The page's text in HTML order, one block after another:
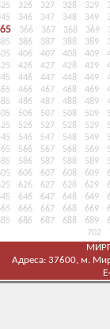
326 327 328 329
346 347 348 349
366 367 368 369
386 387 388 389
406 407 408 409
426 427 428 429
446 447 448 449
466 467 468 469
486 487 488 489
506 507 508 509
526 527 528 529
546 547 548 549
566 567 568 569
586 587 588 589
606 607 608 609
626 627 628 629
646 647 648 649
666 667 668 669
686 687 688 689
702
Адреса: 37600, м.